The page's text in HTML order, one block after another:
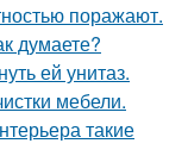
поражают.
думаете?
ей унитаз.
мебели.
такие